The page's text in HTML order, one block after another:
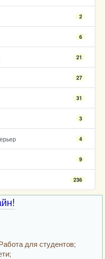
2
6
21
27
31
3
4
9
236
для студентов;